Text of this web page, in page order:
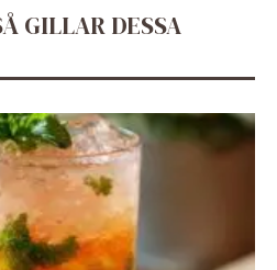
GILLAR DESSA